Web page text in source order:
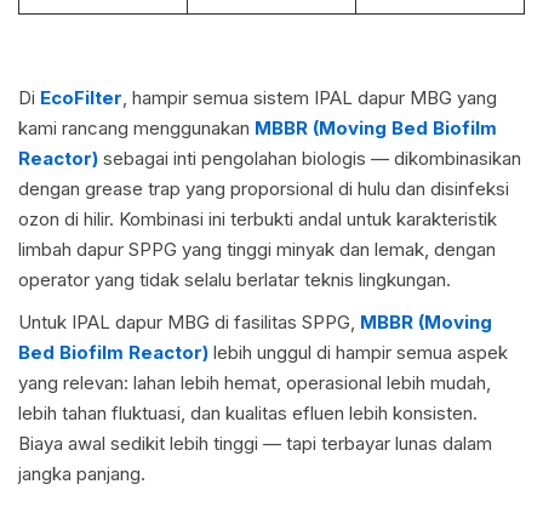
Di EcoFilter , hampir semua sistem IPAL dapur MBG yang
kami rancang menggunakan MBBR (Moving Bed Biofilm
Reactor) sebagai inti pengolahan biologis — dikombinasikan
dengan grease trap yang proporsional di hulu dan disinfeksi
ozon di hilir. Kombinasi ini terbukti andal untuk karakteristik
limbah dapur SPPG yang tinggi minyak dan lemak, dengan
operator yang tidak selalu berlatar teknis lingkungan.
Untuk IPAL dapur MBG di fasilitas SPPG, MBBR (Moving
Bed Biofilm Reactor) lebih unggul di hampir semua aspek
yang relevan: lahan lebih hemat, operasional lebih mudah,
lebih tahan fluktuasi, dan kualitas efluen lebih konsisten.
Biaya awal sedikit lebih tinggi — tapi terbayar lunas dalam
jangka panjang.